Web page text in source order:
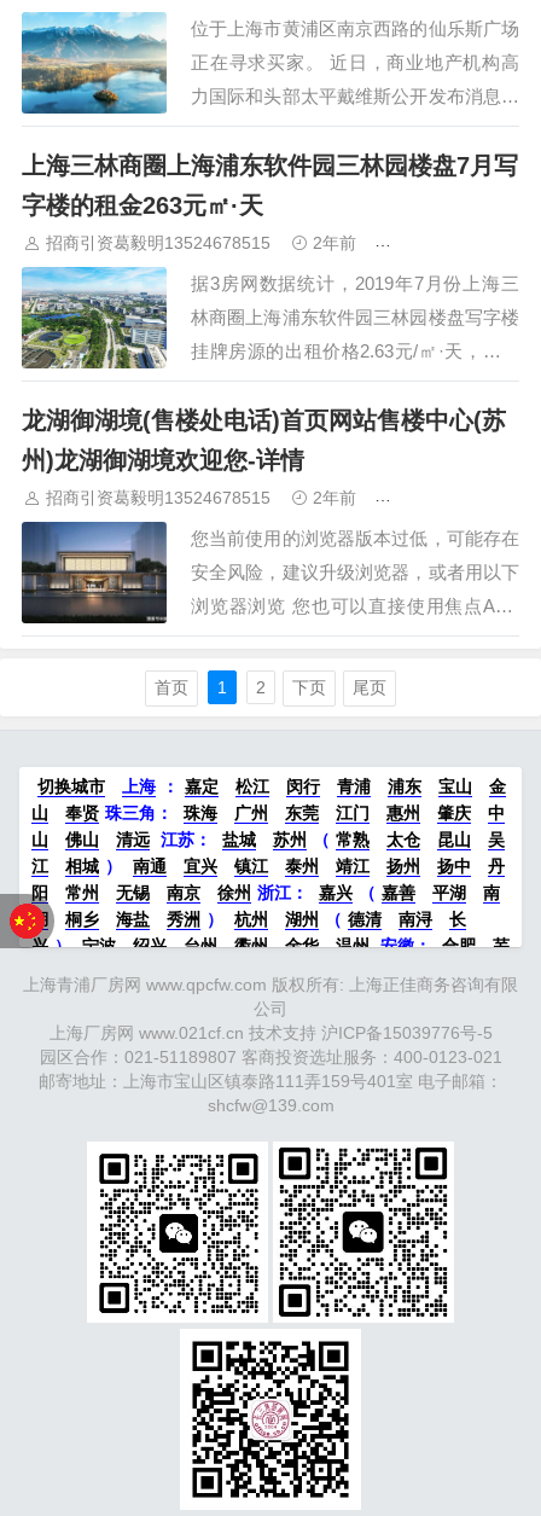
位于上海市黄浦区南京西路的仙乐斯广场
正在寻求买家。 近日，商业地产机构高
力国际和头部太平戴维斯公开发布消息，
仙乐斯广场商办综合体整售开启。 高力
国际一位相关人士告诉澎湃新闻，目前该
物业的报价是4万元/平方米，总价按地上
面积计算，约28亿元（人民币，下同…
上海三林商圈上海浦东软件园三林园楼盘7月写
字楼的租金263元㎡·天
招商引资葛毅明13524678515 2年前
据3房网数据统计，2019年7月份上海三
林商圈上海浦东软件园三林园楼盘写字楼
挂牌房源的出租价格2.63元/㎡·天，有上
涨趋势。 2019年7月上海三林商圈上海浦
东软件园三林园楼盘的写字楼房源挂牌量
为3套，其中写字楼出租挂牌量为3套，写
字楼平均租金为2.63元/㎡·天，环比上…
龙湖御湖境(售楼处电话)首页网站售楼中心(苏
州)龙湖御湖境欢迎您-详情
招商引资葛毅明13524678515 2年前
您当前使用的浏览器版本过低，可能存在
安全风险，建议升级浏览器，或者用以下
浏览器浏览 您也可以直接使用焦点APP
或微信小程序浏览 龙湖御湖境售楼处电
话：【已认证】 苏州龙湖御湖境售楼处
电话：【已认证】 开盘时间…
首页 1 2 下页 尾页
切换城市 上海 ： 嘉定 松江 闵行 青浦 浦东 宝山
金
山
奉贤 珠三角： 珠海 广州 东莞 江门 惠州 肇庆
中
山
佛山 清远 江苏 ： 盐城 苏州 （ 常熟 太仓 昆山
吴
江
相城 ） 南通 宜兴 镇江 泰州 靖江 扬州 扬中
丹
阳
常州 无锡 南京 徐州 浙江： 嘉兴 （ 嘉善 平湖
南
湖
桐乡 海盐 秀洲 ） 杭州 湖州 （ 德清 南浔
长
兴 ） 宁波 绍兴 台州 衢州 金华 温州 安徽： 合肥
芜
滁州 马鞍山 中部： 南昌
阳
新密 武汉 宜昌 重庆 成都 德阳 长沙
株洲
湘潭
西安 京津冀鲁： 北京 天津 廊坊 （ 固安 香河
厂
永清 三河 霸州 ） 保定 （ 涿州 涞水 ） 太原
晋中
沈阳
济南 济宁 绵阳 石家庄 沧州 唐山 潍坊
德州
福建： 福州 漳州
马来西亚 新加坡 墨西哥 荷兰 美国 地产商：
中南高科 华夏幸福 联东U谷 万洋 均和
咨询热线： 400-0123-021
上海青浦厂房网 www.qpcfw.com 版权所有: 上海正佳商务咨询有限
公司
上海厂房网 www.021cf.cn 技术支持 沪ICP备15039776号-5
园区合作：021-51189807 客商投资选址服务：400-0123-021
邮寄地址：上海市宝山区镇泰路111弄159号401室 电子邮箱：
shcfw@139.com